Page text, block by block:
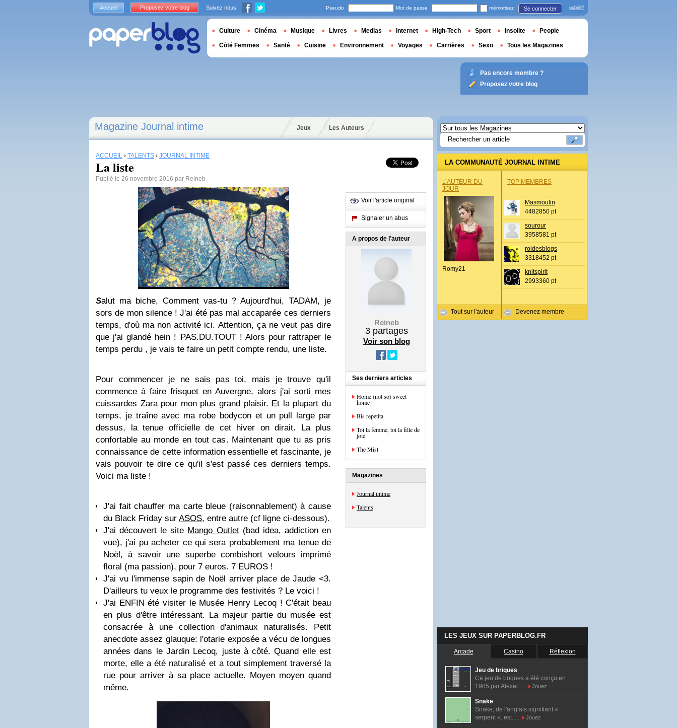
Magazine Journal intime Jeux Les Auteurs
ACCUEIL › TALENTS › JOURNAL INTIME
La liste
Publié le 26 novembre 2016 par Reineb
Salut ma biche, Comment vas-tu ? Aujourd'hui, TADAM, je
sors de mon silence ! J'ai été pas mal accaparée ces derniers
temps, d'où ma non activité ici. Attention, ça ne veut pas dire
que j'ai glandé hein ! PAS.DU.TOUT ! Alors pour rattraper le
temps perdu , je vais te faire un petit compte rendu, une liste.
Pour commencer je ne sais pas toi, mais je trouve qu'il
commence à faire frisquet en Auvergne, alors j'ai sorti mes
cuissardes Zara pour mon plus grand plaisir. Et la plupart du
temps, je traîne avec ma robe bodycon et un pull large par
dessus, la tenue officielle de cet hiver on dirait. La plus
confortable au monde en tout cas. Maintenant que tu as pris
connaissance de cette information essentielle et fascinante, je
vais pouvoir te dire ce qu'il s'est passé ces derniers temps.
Voici ma liste !
J'ai fait chauffer ma carte bleue (raisonnablement) à cause
du Black Friday sur ASOS, entre autre (cf ligne ci-dessous).
J'ai découvert le site Mango Outlet(bad idea, addiction en
vue), j'ai pu acheter ce qui sera probablement ma tenue de
Noël, à savoir une superbe combishort velours imprimé
floral (ma passion), pour 7 euros. 7 EUROS !
J'ai vu l'immense sapin de Noël arriver place de Jaude <3.
D'ailleurs tu veux le programme des festivités ? Le voici !
J'ai ENFIN été visiter le Musée Henry Lecoq ! C'était beau
en plus d'être intéressant. La majeur partie du musée est
consacrée à une collection d'animaux naturalisés. Petit
anecdote assez glauque: l'otarie exposée a vécu de longues
années dans le Jardin Lecoq, juste à côté. Quand elle est
morte, elle a été naturalisé et a tout simplement traversé la
rue pour arriver à sa place actuelle. Moyen moyen quand
même.
Voir l'article original
Signaler un abus
A propos de l’auteur
Reineb
3partages
Voir son blog
Ses derniers articles
Home (not so) sweet
home
Bis repetita
Toi la femme, toi la fille de
joie.
The Mist
Magazines
Journal intime
Talents
LA COMMUNAUTÉ JOURNAL INTIME
L’AUTEUR DU
JOUR
Romy21
Tout sur l'auteur
TOP MEMBRES
Masmoulin
4482850 pt
sourour
3958581 pt
roidesblogs
3318452 pt
knitspirit
2993360 pt
Devenez membre
LES JEUX SUR PAPERBLOG.FR
Arcade Casino Réflexion
Jeu de briques
Ce jeu de briques a été conçu en
1985 par Alexei......
Jouez
Snake
Snake, de l'anglais signifiant «
serpent », est......
Jouez
Accueil Proposez votre blog Suivez nous Pseudo Mot de passe mémorisez Se connecter oublié?
Culture Cinéma Musique Livres Medias Internet High-Tech Sport Insolite People
Côté Femmes Santé Cuisine Environnement Voyages Carrières Sexo Tous les Magazines
Pas encore membre ?
Proposez votre blog